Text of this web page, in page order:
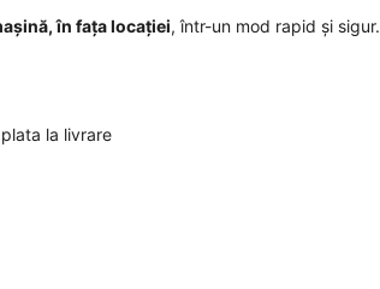
în fața locației, într-un mod rapid și sigur.
la livrare